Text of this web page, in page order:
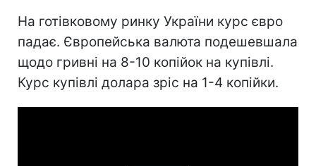
На готівковому ринку України курс євро
падає. Європейська валюта подешевшала
щодо гривні на 8-10 копійок на купівлі.
Курс купівлі долара зріс на 1-4 копійки.